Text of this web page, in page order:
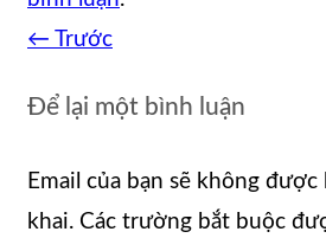
← Trước
Để lại một bình luận
Email của bạn sẽ không
khai. Các trường bắt buộc